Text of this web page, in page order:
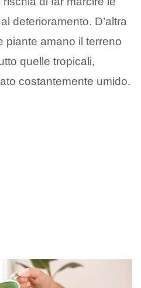
deterioramento. D’altra
piante amano il terreno
quelle tropicali,
costantemente umido.